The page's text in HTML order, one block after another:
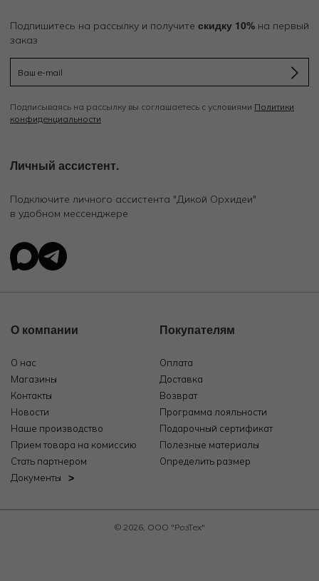
Подпишитесь на рассылку и получите скидку 10% на первый
заказ
Подписываясь на рассылку вы соглашаетесь с условиями Политики
конфиденциальности
Личный ассистент.
Подключите личного ассистента "Дикой Орхидеи"
в удобном мессенджере
О компании
О нас
Магазины
Контакты
Новости
Наше производство
Прием товара на комиссию
Стать партнером
Документы
Покупателям
Оплата
Доставка
Возврат
Программа лояльности
Подарочный сертификат
Полезные материалы
Определить размер
© 2026, ООО "РозТех"